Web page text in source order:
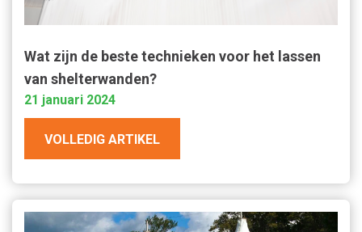
Wat zijn de beste technieken voor het lassen
van shelterwanden?
21 januari 2024
VOLLEDIG ARTIKEL